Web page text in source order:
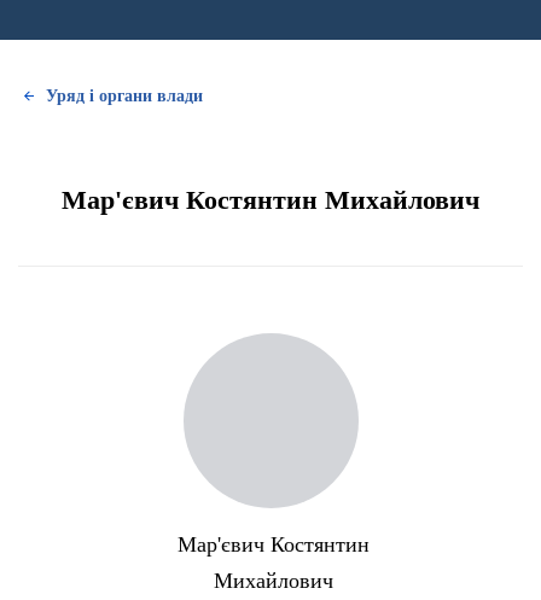
Уряд і органи влади
Мар'євич Костянтин Михайлович
Мар'євич Костянтин
Михайлович